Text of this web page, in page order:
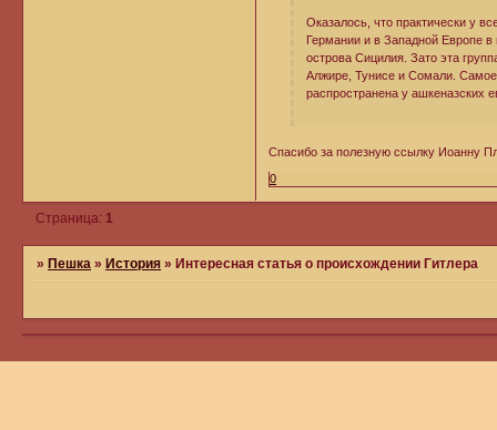
Оказалось, что практически у
Германии и в Западной Европе в
острова Сицилия. Зато эта
Алжире, Тунисе и Сомали. Самое
распространена у ашкеназских
Спасибо за полезную ссылку Иоанну
0
Страница: 1
» Пешка » История » Интересная статья о происхождении Гитлера